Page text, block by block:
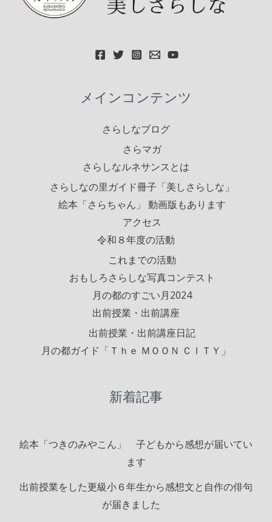
メインコンテンツ
さらしなブログ
さらマガ
さらしなルネサンスとは
さらしなの里ガイド冊子「美しさらしな」
絵本「さらちゃん」 動画版もあります
アクセス
令和８年度の活動
これまでの活動
おもしろさらしな写真コンテスト
月の都のすごい月2024
出前授業・出前講座
出前授業・出前講座日記
月の都ガイド「Ｔｈｅ ＭＯＯＮ ＣＩＴＹ」
新着記事
絵本「つきのみやこん」 子どもから感想が届いてい
ます
出前授業をした更級小６年生から感想文と自作の俳句
が届きました